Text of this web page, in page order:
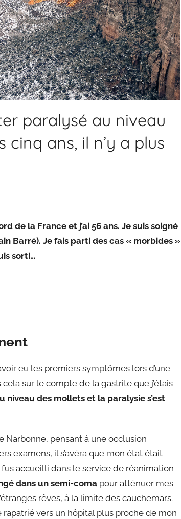
paralysé au niveau
cinq ans, il n’y a plus
de la France et j’ai 56 ans. Je suis soigné
Barré). Je fais parti des cas « morbides »
sorti…
eu les premiers symptômes lors d’une
sur le compte de la gastrite que j’étais
niveau des mollets et la paralysie s’est
Narbonne, pensant à une occlusion
examens, il s’avéra que mon état était
fus accueilli dans le service de réanimation
dans un semi-coma pour atténuer mes
rêves, à la limite des cauchemars.
vers un hôpital plus proche de mon